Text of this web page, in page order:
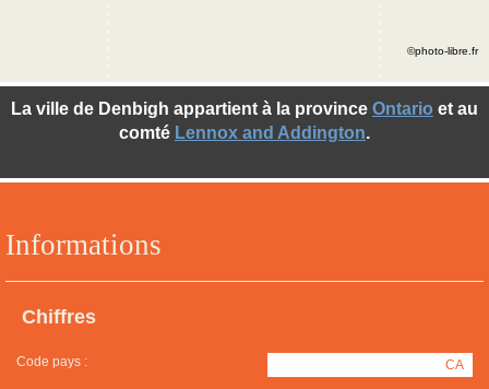
Informations
Chiffres
Code pays : CA
La ville de Denbigh appartient à la province Ontario et au
comté Lennox and Addington.
©photo-libre.fr